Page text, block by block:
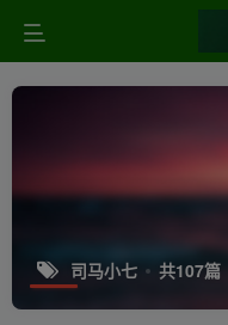
司马小七 共107篇